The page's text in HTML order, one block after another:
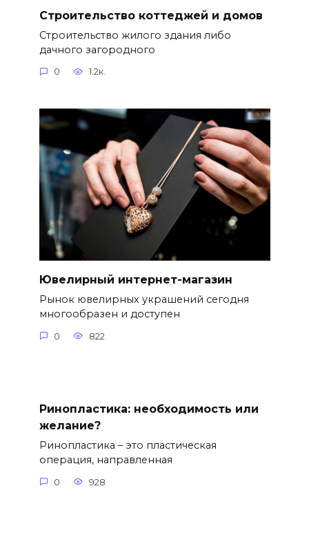
Строительство коттеджей и домов
Строительство жилого здания либо
дачного загородного
0 1.2к.
Ювелирный интернет-магазин
Рынок ювелирных украшений сегодня
многообразен и доступен
0 822
Ринопластика: необходимость или
желание?
Ринопластика – это пластическая
операция, направленная
0 928